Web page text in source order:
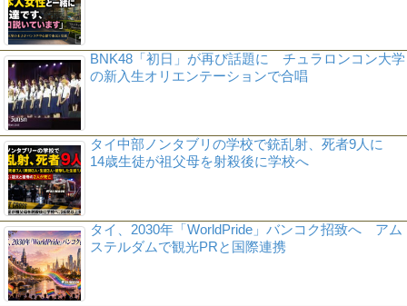
BNK48「初日」が再び話題に チュラロンコン大学
の新入生オリエンテーションで合唱
タイ中部ノンタブリの学校で銃乱射、死者9人に
14歳生徒が祖父母を射殺後に学校へ
タイ、2030年「WorldPride」バンコク招致へ アム
ステルダムで観光PRと国際連携